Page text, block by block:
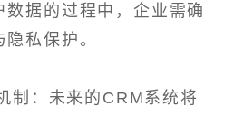
数据的过程中，企业需确
私保护。
制：未来的CRM系统将